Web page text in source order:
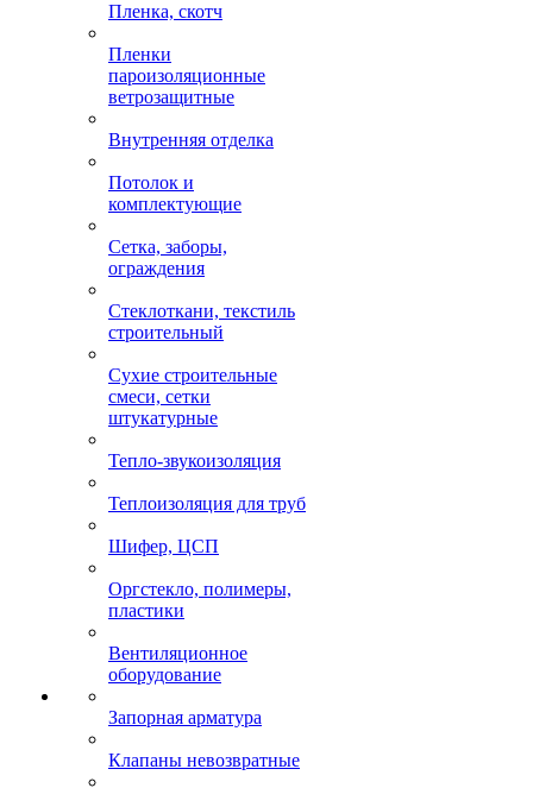
Пленка, скотч
Пленки
пароизоляционные
ветрозащитные
Внутренняя отделка
Потолок и
комплектующие
Сетка, заборы,
ограждения
Стеклоткани, текстиль
строительный
Сухие строительные
смеси, сетки
штукатурные
Тепло-звукоизоляция
Теплоизоляция для труб
Шифер, ЦСП
Оргстекло, полимеры,
пластики
Вентиляционное
оборудование
Запорная арматура
Клапаны невозвратные